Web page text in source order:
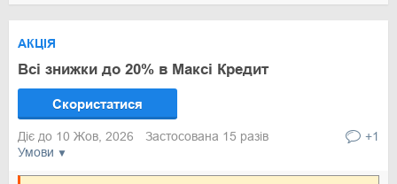
Умови
АКЦІЯ
Всі знижки до 20% в Максі Кредит
Скористатися
Діє до 10 Жов, 2026 Застосована 15 разів +1